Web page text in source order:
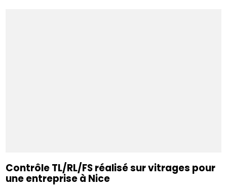
Contrôle TL/RL/FS réalisé sur vitrages pour
une entreprise à Nice